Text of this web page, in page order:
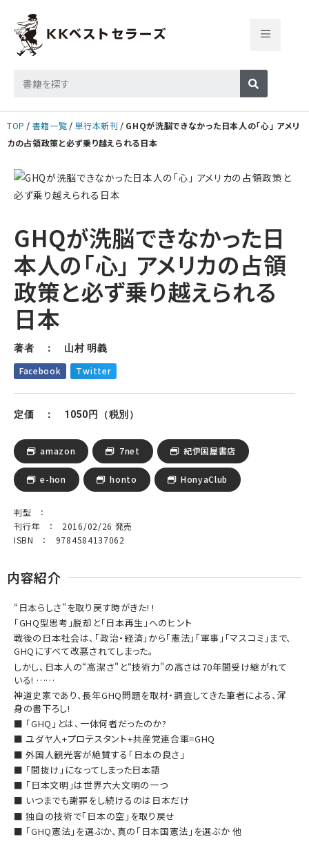
TOP 書籍一覧 単行本新刊
GHQが洗脳できなかった日本人の「心」 アメリ
カの占領政策と必ず乗り越えられる日本
GHQが洗脳できなかった日
本人の「心」 アメリカの占領
政策と必ず乗り越えられる
日本
著者 ： 山村 明義
Facebook Twitter
定価 ： 1050円（税別）
amazon 7net 紀伊国屋書店
e-hon honto HonyaClub
判型 ：
刊行年 ： 2016/02/26 発売
ISBN ： 9784584137062
内容紹介
“日本らしさ"を取り戻す時がきた! !
「GHQ型思考」脱却と「日本再生」へのヒント
戦後の日本社会は、「政治・経済」から「憲法」「軍事」「マスコミ」まで、
GHQにすべて改悪されてしまった。
しかし、日本人の“高潔さ"と“技術力"の高さは70年間受け継がれて
いる! ……
神道史家であり、長年GHQ問題を取材・調査してきた筆者による、渾
身の書下ろし!
■ 「GHQ」とは、一体何者だったのか?
■ ユダヤ人+プロテスタント+共産党連合軍=GHQ
■ 外国人観光客が絶賛する「日本の良さ」
■ 「間抜け」になってしまった日本語
■ 「日本文明」は世界六大文明の一つ
■ いつまでも謝罪をし続けるのは日本だけ
■ 独自の技術で「日本の空」を取り戻せ
■ 「GHQ憲法」を選ぶか、真の「日本国憲法」を選ぶか 他